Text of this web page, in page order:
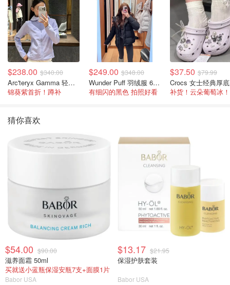
$238.00 $340.00
Arc'teryx Gamma 轻量连帽卫衣 女款
锦葵紫首折！蹲补
$249.00 $348.00
Wunder Puff 羽绒服 600蓬松度
有细闪的黑色 拍照好看
$37.50 $79.99
补货！云朵葡萄冰！
猜你喜欢
$54.00 $90.00
滋养面霜 50ml
买就送小蓝瓶保湿安瓶7支+面膜1片
Babor USA
$13.17 $21.95
保湿护肤套装
Babor USA